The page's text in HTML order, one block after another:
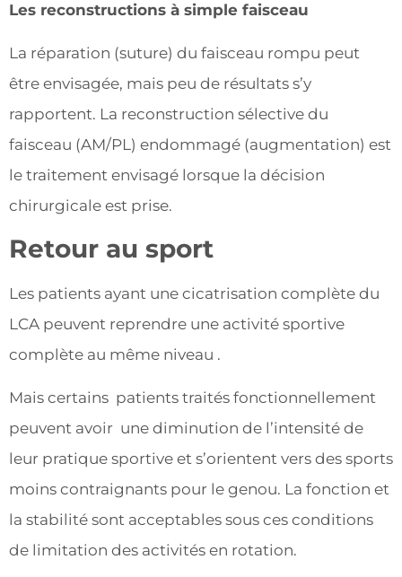
Les reconstructions à simple faisceau
La réparation (suture) du faisceau rompu peut
être envisagée, mais peu de résultats s’y
rapportent. La reconstruction sélective du
faisceau (AM/PL) endommagé (augmentation) est
le traitement envisagé lorsque la décision
chirurgicale est prise.
Retour au sport
Les patients ayant une cicatrisation complète du
LCA peuvent reprendre une activité sportive
complète au même niveau .
Mais certains patients traités fonctionnellement
peuvent avoir une diminution de l’intensité de
leur pratique sportive et s’orientent vers des sports
moins contraignants pour le genou. La fonction et
la stabilité sont acceptables sous ces conditions
de limitation des activités en rotation.